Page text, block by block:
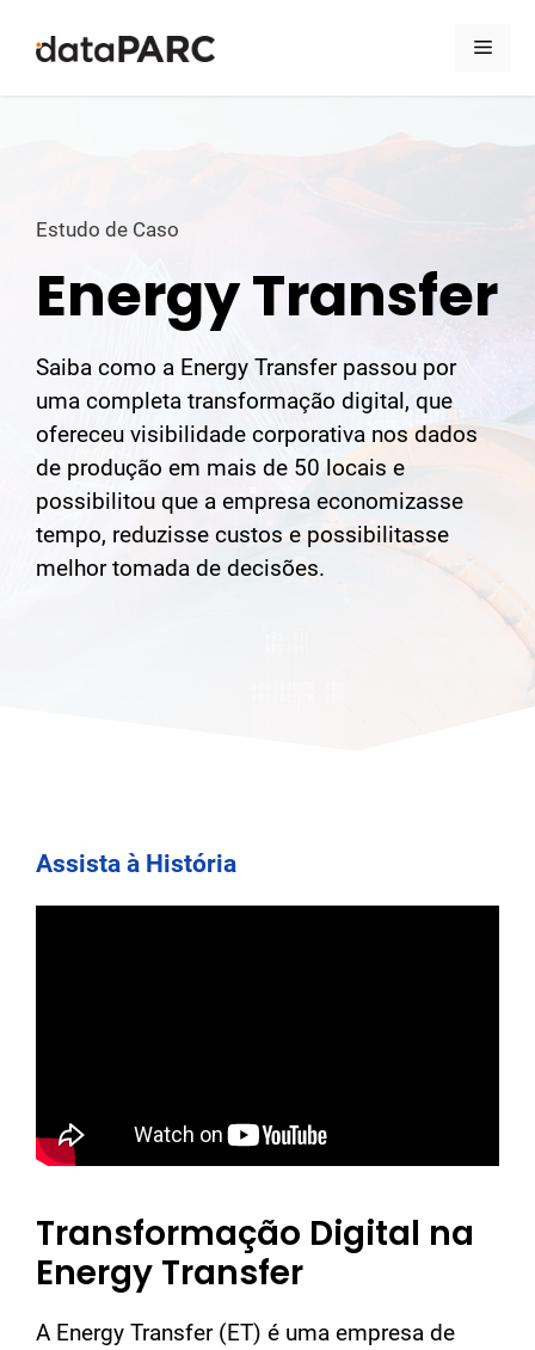
Estudo de Caso
Energy Transfer
Saiba como a Energy Transfer passou por
uma completa transformação digital, que
ofereceu visibilidade corporativa nos dados
de produção em mais de 50 locais e
possibilitou que a empresa economizasse
tempo, reduzisse custos e possibilitasse
melhor tomada de decisões.
Transformação Digital na
Energy Transfer
A Energy Transfer (ET) é uma empresa de
Assista à História